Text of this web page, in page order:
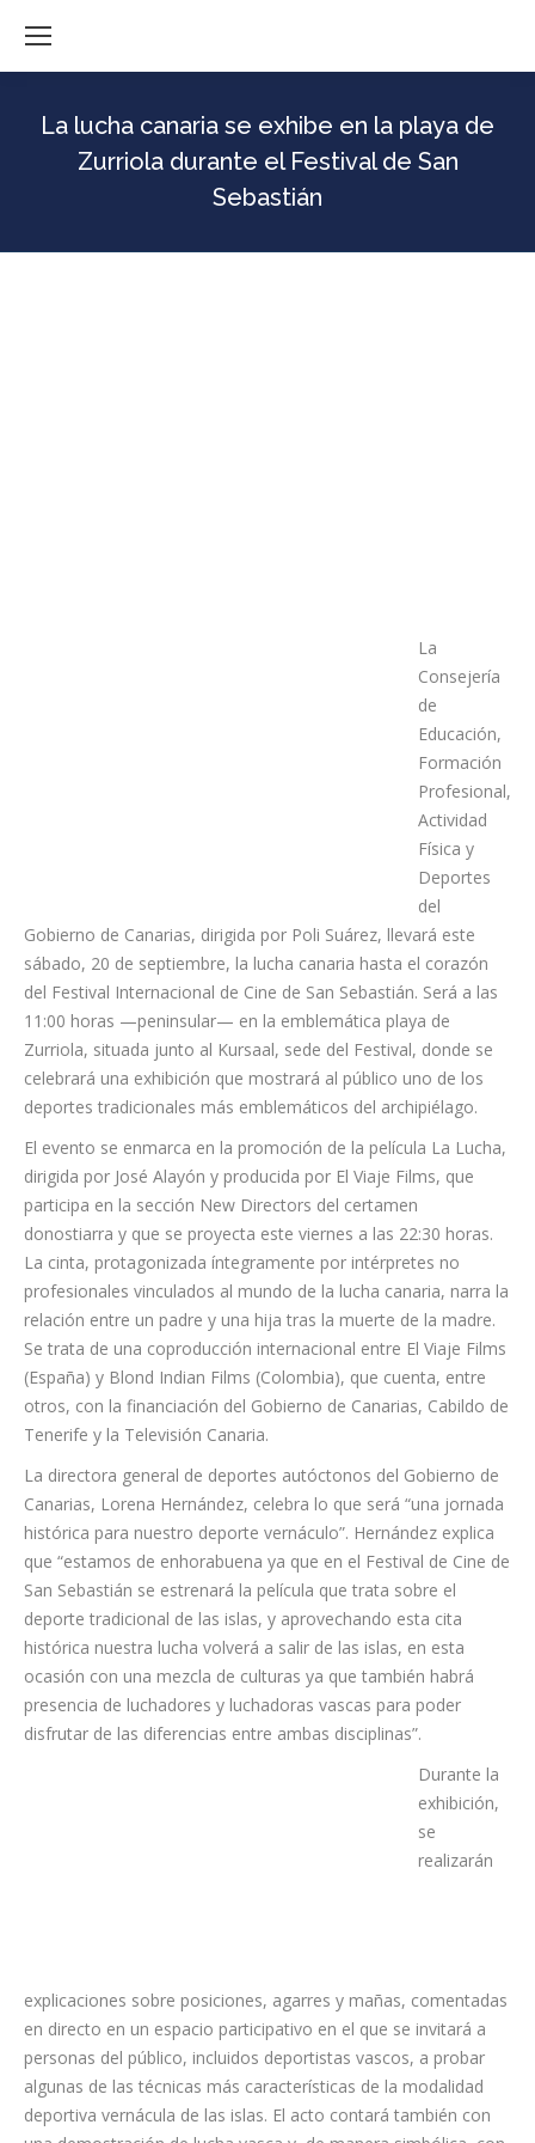
La lucha canaria se exhibe en la playa de
Zurriola durante el Festival de San
Sebastián
La
Consejería
de
Educación,
Formación
Profesional,
Actividad
Física y
Deportes
del
Gobierno de Canarias, dirigida por Poli Suárez, llevará este
sábado, 20 de septiembre, la lucha canaria hasta el corazón
del Festival Internacional de Cine de San Sebastián. Será a las
11:00 horas —peninsular— en la emblemática playa de
Zurriola, situada junto al Kursaal, sede del Festival, donde se
celebrará una exhibición que mostrará al público uno de los
deportes tradicionales más emblemáticos del archipiélago.
El evento se enmarca en la promoción de la película La Lucha,
dirigida por José Alayón y producida por El Viaje Films, que
participa en la sección New Directors del certamen
donostiarra y que se proyecta este viernes a las 22:30 horas.
La cinta, protagonizada íntegramente por intérpretes no
profesionales vinculados al mundo de la lucha canaria, narra la
relación entre un padre y una hija tras la muerte de la madre.
Se trata de una coproducción internacional entre El Viaje Films
(España) y Blond Indian Films (Colombia), que cuenta, entre
otros, con la financiación del Gobierno de Canarias, Cabildo de
Tenerife y la Televisión Canaria.
La directora general de deportes autóctonos del Gobierno de
Canarias, Lorena Hernández, celebra lo que será “una jornada
histórica para nuestro deporte vernáculo”. Hernández explica
que “estamos de enhorabuena ya que en el Festival de Cine de
San Sebastián se estrenará la película que trata sobre el
deporte tradicional de las islas, y aprovechando esta cita
histórica nuestra lucha volverá a salir de las islas, en esta
ocasión con una mezcla de culturas ya que también habrá
presencia de luchadores y luchadoras vascas para poder
disfrutar de las diferencias entre ambas disciplinas”.
Durante la
exhibición,
se
realizarán
explicaciones sobre posiciones, agarres y mañas, comentadas
en directo en un espacio participativo en el que se invitará a
personas del público, incluidos deportistas vascos, a probar
algunas de las técnicas más características de la modalidad
deportiva vernácula de las islas. El acto contará también con